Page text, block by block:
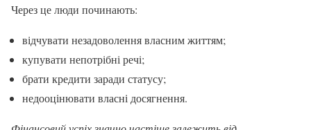
Через це люди починають:
відчувати незадоволення власним життям;
купувати непотрібні речі;
брати кредити заради статусу;
недооцінювати власні досягнення.